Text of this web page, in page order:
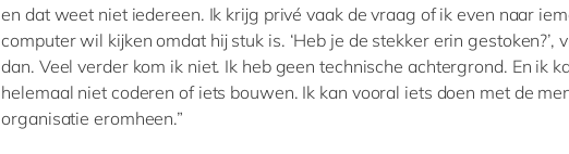
en dat weet niet iedereen. Ik krijg privé vaak de vraag of ik even naar
computer wil kijken omdat hij stuk is. ‘Heb je de stekker erin gestoken?’,
dan. Veel verder kom ik niet. Ik heb geen technische achtergrond. En ik
helemaal niet coderen of iets bouwen. Ik kan vooral iets doen met de
organisatie eromheen.”